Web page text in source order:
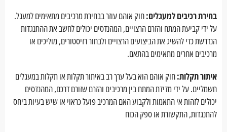
בחירת רכיבים למעגלים:חוק אוהם עוזר בבחירת מרכיבים מתאימים למעגל.
על ידי קביעת המתח והזרם הרצויים, המהנדסים יכולים לחשב את ההתנגדות
הנדרשת כדי להשיג את הביצועים הרצויים ולבחור רזיסטורים, מוליכים או
מרכיבים אחרים מתאימים בהתאם.
איתור תקלות:חוק אוהם הוא בעל ערך רב באיתור תקלות או תקלות במעגלים
חשמליים. על ידי מדידת המתח בין מרכיבים והזרם שזורם דרכם, המהנדסים
יכולים לזהות אי התאמות ולקבוע האם המרכיב פועל כראוי או שיש בעיות ביחס
להתנגדות, התקשורת או ספק הכוח